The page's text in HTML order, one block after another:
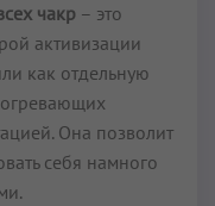
чакр – это
активизации
как отдельную
Она позволит
себя намного